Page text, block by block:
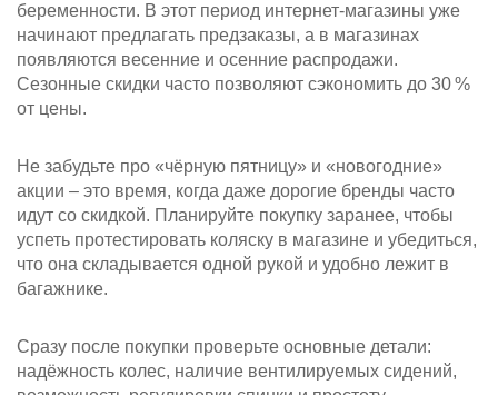
беременности. В этот период интернет‑магазины уже
начинают предлагать предзаказы, а в магазинах
появляются весенние и осенние распродажи.
Сезонные скидки часто позволяют сэкономить до 30 %
от цены.
Не забудьте про «чёрную пятницу» и «новогодние»
акции – это время, когда даже дорогие бренды часто
идут со скидкой. Планируйте покупку заранее, чтобы
успеть протестировать коляску в магазине и убедиться,
что она складывается одной рукой и удобно лежит в
багажнике.
Сразу после покупки проверьте основные детали:
надёжность колес, наличие вентилируемых сидений,